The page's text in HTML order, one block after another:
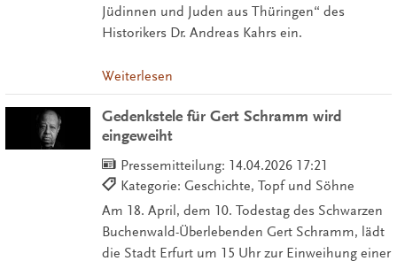
Jüdinnen und Juden aus Thüringen“ des
Historikers Dr. Andreas Kahrs ein.
Weiterlesen
Gedenkstele für Gert Schramm wird
eingeweiht
Pressemitteilung: 14.04.2026 17:21
Kategorie: Geschichte, Topf und Söhne
Am 18. April, dem 10. Todestag des Schwarzen
Buchenwald-Überlebenden Gert Schramm, lädt
die Stadt Erfurt um 15 Uhr zur Einweihung einer